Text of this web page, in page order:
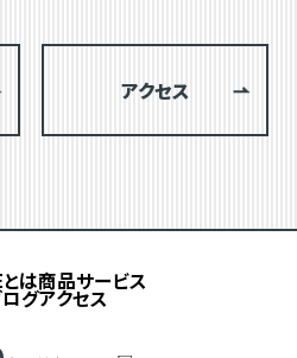
アクセス
は商品サービス
グアクセス